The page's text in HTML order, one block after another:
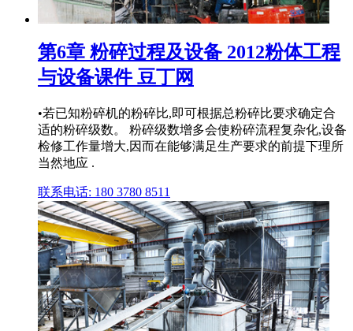
第6章 粉碎过程及设备 2012粉体工程
与设备课件 豆丁网
•若已知粉碎机的粉碎比,即可根据总粉碎比要求确定合
适的粉碎级数。 粉碎级数增多会使粉碎流程复杂化,设备
检修工作量增大,因而在能够满足生产要求的前提下理所
当然地应 .
联系电话: 180 3780 8511